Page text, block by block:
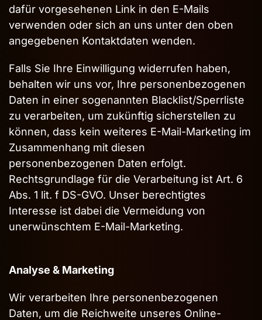
dafür vorgesehenen Link in den E-Mails
verwenden oder sich an uns unter den oben
angegebenen Kontaktdaten wenden.
Falls Sie Ihre Einwilligung widerrufen haben,
behalten wir uns vor, Ihre personenbezogenen
Daten in einer sogenannten Blacklist/Sperrliste
zu verarbeiten, um zukünftig sicherstellen zu
können, dass kein weiteres E-Mail-Marketing im
Zusammenhang mit diesen
personenbezogenen Daten erfolgt.
Rechtsgrundlage für die Verarbeitung ist Art. 6
Abs. 1 lit. f DS-GVO. Unser berechtigtes
Interesse ist dabei die Vermeidung von
unerwünschtem E-Mail-Marketing.
Analyse & Marketing
Wir verarbeiten Ihre personenbezogenen
Daten, um die Reichweite unseres Online-